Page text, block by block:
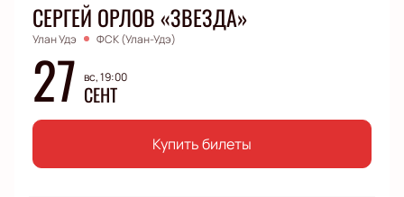
СЕРГЕЙ ОРЛОВ «ЗВЕЗДА»
Улан Удэ ФСК (Улан-Удэ)
27 вс, 19:00
СЕНТ
Купить билеты